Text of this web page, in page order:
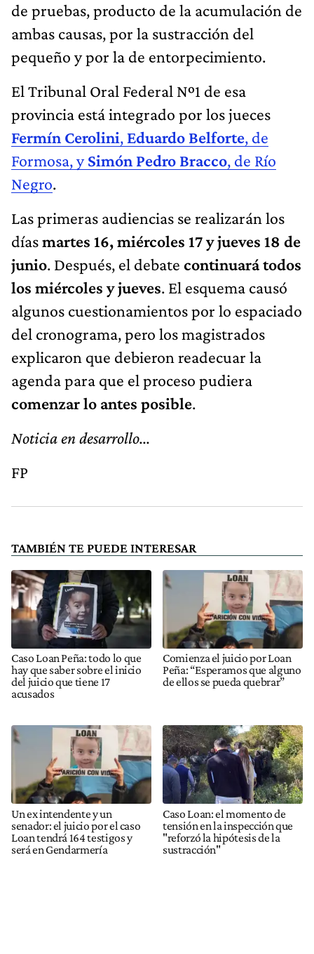
de pruebas, producto de la acumulación de
ambas causas, por la sustracción del
pequeño y por la de entorpecimiento.
El Tribunal Oral Federal Nº1 de esa
provincia está integrado por los jueces
Fermín Cerolini, Eduardo Belforte, de
Formosa, ySimón Pedro Bracco, de Río
Negro.
Las primeras audiencias se realizarán los
díasmartes 16, miércoles 17 y jueves 18 de
junio. Después, el debate continuará todos
los miércoles y jueves. El esquema causó
algunos cuestionamientos por lo espaciado
del cronograma, pero los magistrados
explicaron que debieron readecuar la
agenda para que el proceso pudiera
comenzar lo antes posible.
Noticia en desarrollo...
FP
TAMBIÉN TE PUEDE INTERESAR
Caso Loan Peña: todo lo que
hay que saber sobre el inicio
del juicio que tiene 17
acusados
Comienza el juicio por Loan
Peña: “Esperamos que alguno
de ellos se pueda quebrar”
Un ex intendente y un
senador: el juicio por el caso
Loan tendrá 164 testigos y
será en Gendarmería
Caso Loan: el momento de
tensión en la inspección que
"reforzó la hipótesis de la
sustracción"